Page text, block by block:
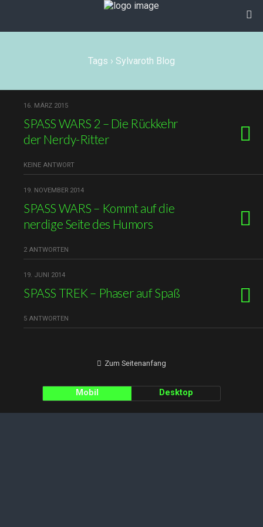
Tags › Sylvaroth Blog
16. MÄRZ 2015
SPASS WARS 2 – Die Rückkehr
der Nerdy-Ritter
KEINE ANTWORT
19. NOVEMBER 2014
SPASS WARS – Kommt auf die
nerdige Seite des Humors
2 ANTWORTEN
19. JUNI 2014
SPASS TREK – Phaser auf Spaß
5 ANTWORTEN
Zum Seitenanfang
Mobil Desktop